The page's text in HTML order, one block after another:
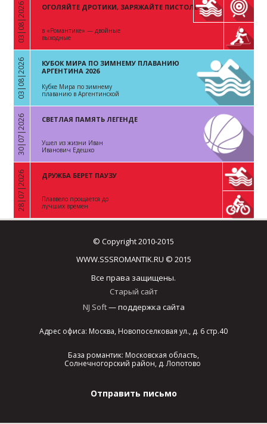
«
03|08|2026 ОГОЛЯЙТЕ ДРОТИКИ, ЗАРЯЖАЙТЕ ПИСТОЛЕТЫ
в «Романтике» — двойные
выходные
«
03|08|2026
КУБОК МИРА ПО ЗИМНЕМУ ПЛАВАНИЮ
АРГЕНТИНА 2026
Кубке Мира по зимнему
плаванию в Аргентинской
«
30|07|2026 СВЕТЛАЯ ПАМЯТЬ ЛЕГЕНДЕ
Ушел из жизни Иван
Иванович Едешко
«
28|07|2026 ДРУЖБА БЕРЕТ ПАУЗУ
Плаввело прощается до
лучших времен
© Copyright 2010-2015
WWW.SSSROMANTIK.RU © 2015
Все права защищены.
Старый сайт
NJ Soft— поддержка сайта
Адрес офиса: Москва, Новопоселковая ул., д. 6 стр.40
База романтик: Московская область,
Солнечногорский район, д. Лопотово
Отправить письмо